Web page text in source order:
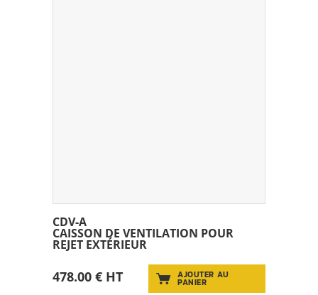
CDV-A
CAISSON DE VENTILATION POUR
REJET EXTÉRIEUR
478.00 € HT AJOUTER AU
PANIER